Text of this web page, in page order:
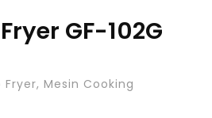
GF-102G
Fryer,Mesin Cooking